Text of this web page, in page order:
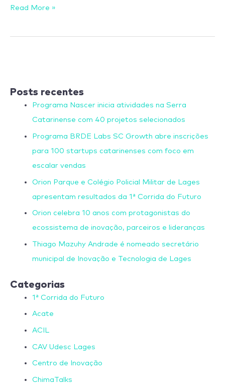
Read More »
Posts recentes
Programa Nascer inicia atividades na Serra
Catarinense com 40 projetos selecionados
Programa BRDE Labs SC Growth abre inscrições
para 100 startups catarinenses com foco em
escalar vendas
Orion Parque e Colégio Policial Militar de Lages
apresentam resultados da 1ª Corrida do Futuro
Orion celebra 10 anos com protagonistas do
ecossistema de inovação, parceiros e lideranças
Thiago Mazuhy Andrade é nomeado secretário
municipal de Inovação e Tecnologia de Lages
Categorias
1ª Corrida do Futuro
Acate
ACIL
CAV Udesc Lages
Centro de Inovação
ChimaTalks